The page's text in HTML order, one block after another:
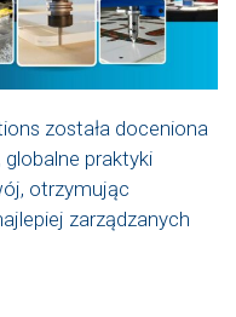
została doceniona
praktyki
otrzymując
zarządzanych